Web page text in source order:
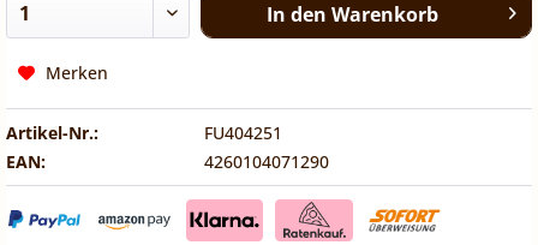
In den Warenkorb
Merken
Artikel-Nr.:
FU404251
EAN:
4260104071290